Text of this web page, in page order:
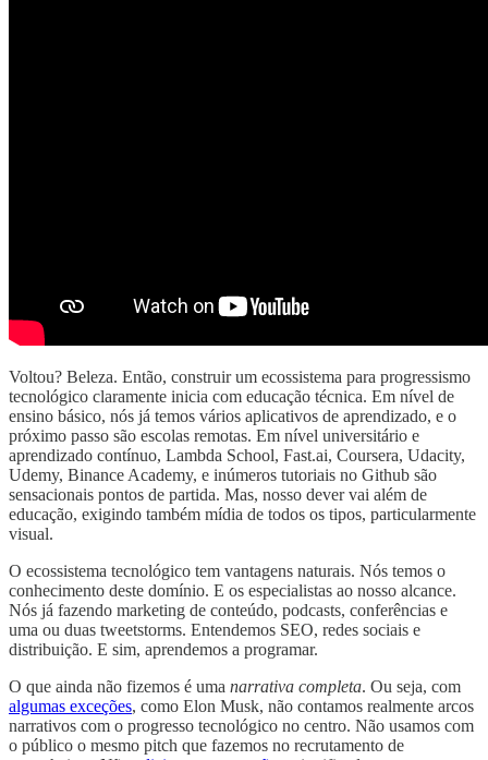
Voltou? Beleza. Então, construir um ecossistema para progressismo
tecnológico claramente inicia com educação técnica. Em nível de
ensino básico, nós já temos vários aplicativos de aprendizado, e o
próximo passo são escolas remotas. Em nível universitário e
aprendizado contínuo, Lambda School, Fast.ai, Coursera, Udacity,
Udemy, Binance Academy, e inúmeros tutoriais no Github são
sensacionais pontos de partida. Mas, nosso dever vai além de
educação, exigindo também mídia de todos os tipos, particularmente
visual.
O ecossistema tecnológico tem vantagens naturais. Nós temos o
conhecimento deste domínio. E os especialistas ao nosso alcance.
Nós já fazendo marketing de conteúdo, podcasts, conferências e
uma ou duas tweetstorms. Entendemos SEO, redes sociais e
distribuição. E sim, aprendemos a programar.
O que ainda não fizemos é uma narrativa completa. Ou seja, com
algumas exceções, como Elon Musk, não contamos realmente arcos
narrativos com o progresso tecnológico no centro. Não usamos com
o público o mesmo pitch que fazemos no recrutamento de